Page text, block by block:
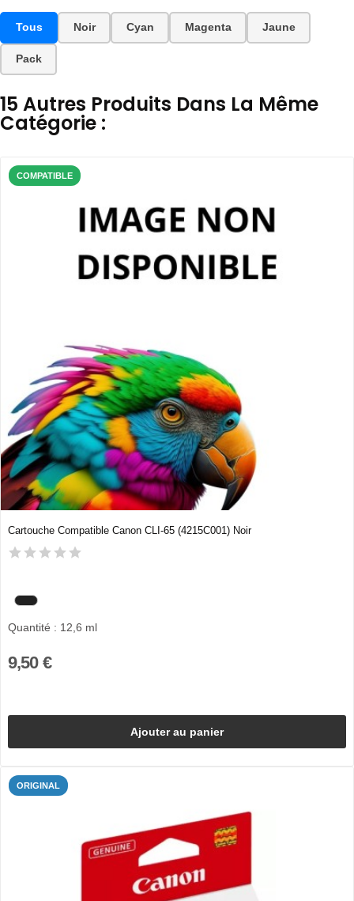
Tous Noir Cyan Magenta Jaune
Pack
15 Autres Produits Dans La Même
Catégorie :
COMPATIBLE
Cartouche Compatible Canon CLI-65 (4215C001) Noir
Quantité : 12,6 ml
9,50 €
Ajouter au panier
ORIGINAL